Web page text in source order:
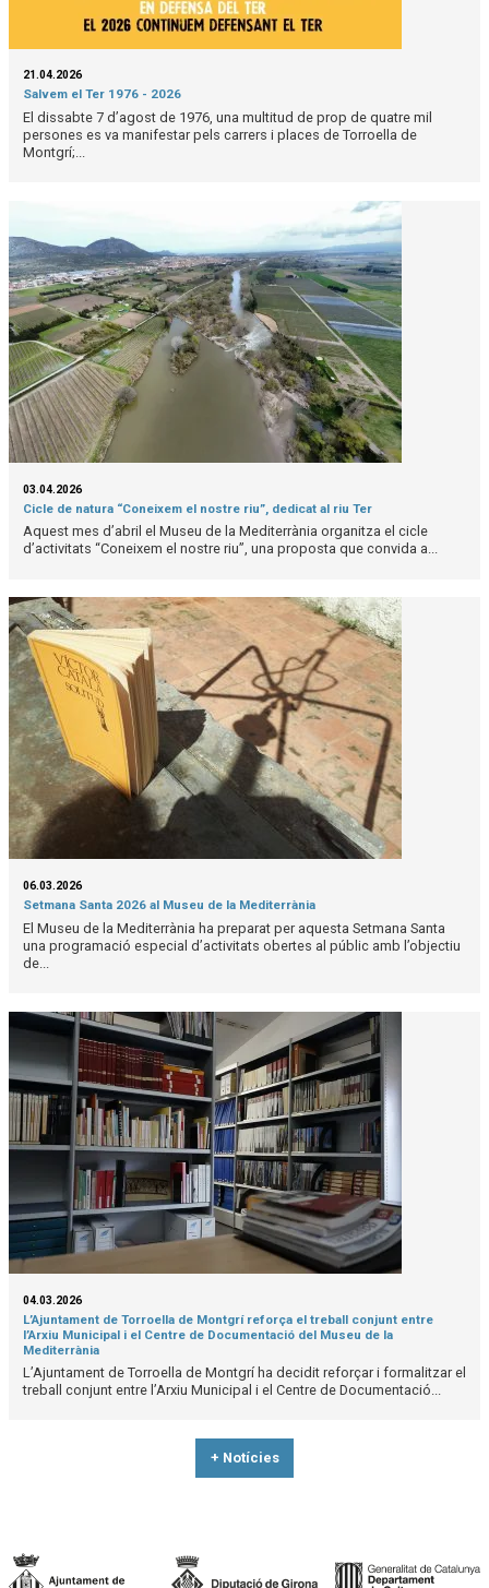
21.04.2026
Salvem el Ter 1976 - 2026
El dissabte 7 d’agost de 1976, una multitud de prop de quatre mil
persones es va manifestar pels carrers i places de Torroella de
Montgrí;...
03.04.2026
Cicle de natura “Coneixem el nostre riu”, dedicat al riu Ter
Aquest mes d’abril el Museu de la Mediterrània organitza el cicle
d’activitats “Coneixem el nostre riu”, una proposta que convida a...
06.03.2026
Setmana Santa 2026 al Museu de la Mediterrània
El Museu de la Mediterrània ha preparat per aquesta Setmana Santa
una programació especial d’activitats obertes al públic amb l’objectiu
de...
04.03.2026
L’Ajuntament de Torroella de Montgrí reforça el treball conjunt entre
l’Arxiu Municipal i el Centre de Documentació del Museu de la
Mediterrània
L’Ajuntament de Torroella de Montgrí ha decidit reforçar i formalitzar el
treball conjunt entre l’Arxiu Municipal i el Centre de Documentació...
+ Notícies